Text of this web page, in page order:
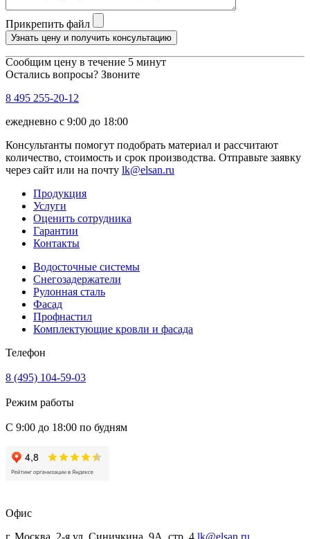
Прикрепить файл
Узнать цену и получить консультацию
Сообщим цену в течение 5 минут
Остались вопросы? Звоните
8 495 255-20-12
ежедневно с 9:00 до 18:00
Консультанты помогут подобрать материал и рассчитают
количество, стоимость и срок производства. Отправьте заявку
через сайт или на почту lk@elsan.ru
Продукция
Услуги
Оценить сотрудника
Гарантии
Контакты
Водосточные системы
Снегозадержатели
Рулонная сталь
Фасад
Профнастил
Комплектующие кровли и фасада
Телефон
8 (495) 104-59-03
Режим работы
С 9:00 до 18:00 по будням
Офис
г. Москва, 2-я ул. Синичкина, 9А, стр. 4 lk@elsan.ru